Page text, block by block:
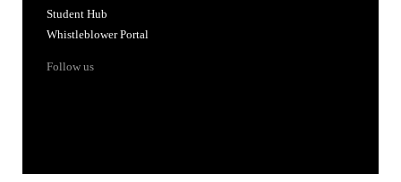
Student Hub
Whistleblower Portal
Follow us